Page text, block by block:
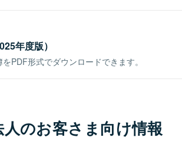
年度版）
PDF形式でダウンロードできます。
のお客さま向け情報